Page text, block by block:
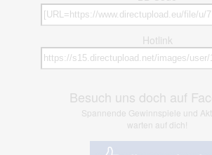
Hotlink
Besuch uns doch auf
Spannende Gewinnspiele und
warten auf dich!